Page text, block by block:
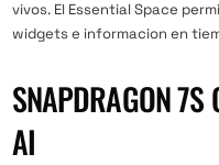
vivos. El Essential Space
widgets e informacion en
SNAPDRAGON 7S
AI